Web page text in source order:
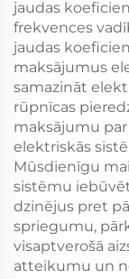
jaudas
frekvences
jaudas
maksājumus
samazināt
rūpnīcas
maksājumu
elektriskās
Mūsdienīgu
sistēmu
dzinējus pret
spriegumu,
visaptverošā
atteikumu un